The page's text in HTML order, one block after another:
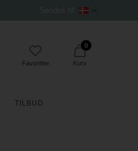
Favoritter
0
Kurv
TILBUD